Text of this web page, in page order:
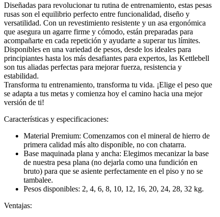
Diseñadas para revolucionar tu rutina de entrenamiento, estas pesas
rusas son el equilibrio perfecto entre funcionalidad, diseño y
versatilidad. Con un revestimiento resistente y un asa ergonómica
que asegura un agarre firme y cómodo, están preparadas para
acompañarte en cada repetición y ayudarte a superar tus límites.
Disponibles en una variedad de pesos, desde los ideales para
principiantes hasta los más desafiantes para expertos, las Kettlebell
son tus aliadas perfectas para mejorar fuerza, resistencia y
estabilidad.
Transforma tu entrenamiento, transforma tu vida. ¡Elige el peso que
se adapta a tus metas y comienza hoy el camino hacia una mejor
versión de ti!
Características y especificaciones:
Material Premium: Comenzamos con el mineral de hierro de
primera calidad más alto disponible, no con chatarra.
Base maquinada plana y ancha: Elegimos mecanizar la base
de nuestra pesa plana (no dejarla como una fundición en
bruto) para que se asiente perfectamente en el piso y no se
tambalee.
Pesos disponibles: 2, 4, 6, 8, 10, 12, 16, 20, 24, 28, 32 kg.
Ventajas: